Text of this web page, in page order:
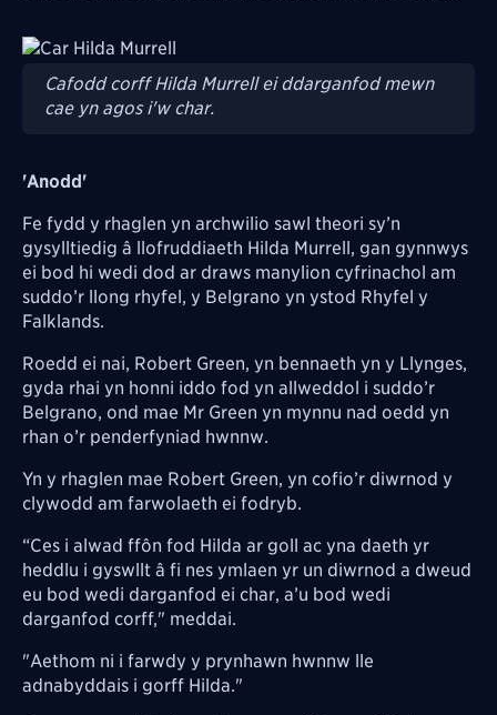
Image
Cafodd corff Hilda Murrell ei ddarganfod mewn
cae yn agos i'w char.
'Anodd'
Fe fydd y rhaglen yn archwilio sawl theori sy’n
gysylltiedig â llofruddiaeth Hilda Murrell, gan gynnwys
ei bod hi wedi dod ar draws manylion cyfrinachol am
suddo’r llong rhyfel, y Belgrano yn ystod Rhyfel y
Falklands.
Roedd ei nai, Robert Green, yn bennaeth yn y Llynges,
gyda rhai yn honni iddo fod yn allweddol i suddo’r
Belgrano, ond mae Mr Green yn mynnu nad oedd yn
rhan o’r penderfyniad hwnnw.
Yn y rhaglen mae Robert Green, yn cofio’r diwrnod y
clywodd am farwolaeth ei fodryb.
“Ces i alwad ffôn fod Hilda ar goll ac yna daeth yr
heddlu i gyswllt â fi nes ymlaen yr un diwrnod a dweud
eu bod wedi darganfod ei char, a’u bod wedi
darganfod corff," meddai.
"Aethom ni i farwdy y prynhawn hwnnw lle
adnabyddais i gorff Hilda."